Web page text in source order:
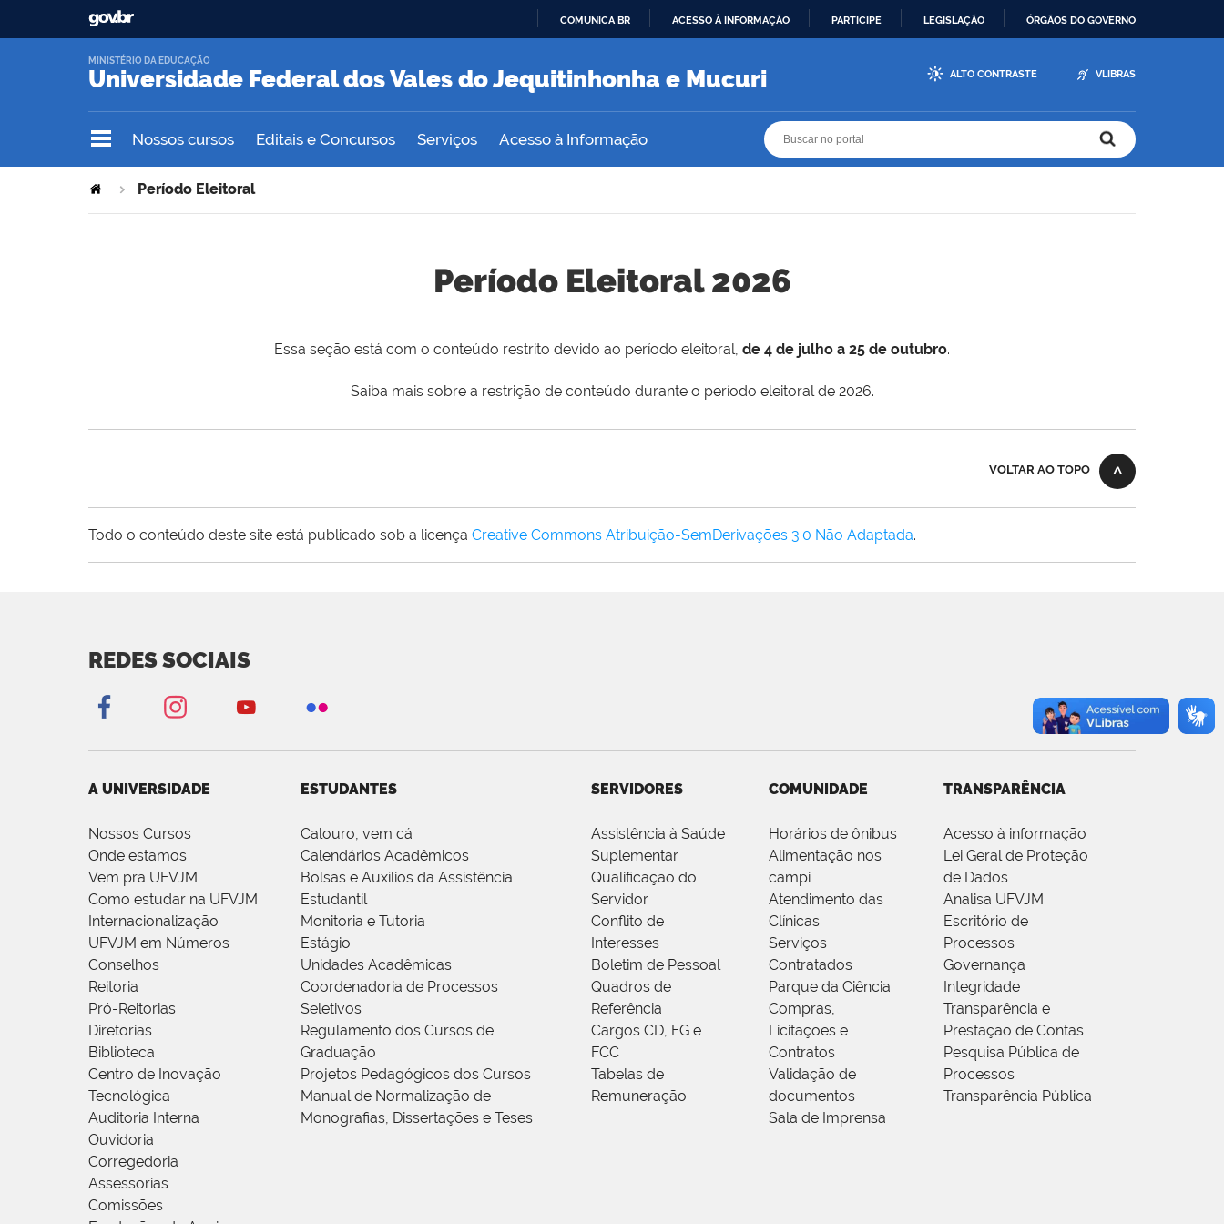
O
COMUNICA BR ACESSO À INFORMAÇÃO PARTICIPE LEGISLAÇÃO ÓRGÃOS DO GOVERNO
Universidade Federal dos Vales do Jequitinhonha e Mucuri
MINISTÉRIO DA EDUCAÇÃO
ALTO CONTRASTE VLIBRAS
Nossos cursos Editais e Concursos Serviços Acesso à Informação
Período Eleitoral
Período Eleitoral 2026
Essa seção está com o conteúdo restrito devido ao período eleitoral, de 4 de julho a 25 de outubro.
Saiba mais sobre a restrição de conteúdo durante o período eleitoral de 2026.
VOLTAR AO TOPO
Todo o conteúdo deste site está publicado sob a licença Creative Commons Atribuição-SemDerivações 3.0 Não Adaptada.
REDES SOCIAIS
A UNIVERSIDADE
Nossos Cursos
Onde estamos
Vem pra UFVJM
Como estudar na UFVJM
Internacionalização
UFVJM em Números
Conselhos
Reitoria
Pró-Reitorias
Diretorias
Biblioteca
Centro de Inovação
Tecnológica
Auditoria Interna
Ouvidoria
Corregedoria
Assessorias
Comissões
ESTUDANTES
Calouro, vem cá
Calendários Acadêmicos
Bolsas e Auxílios da Assistência
Estudantil
Monitoria e Tutoria
Estágio
Unidades Acadêmicas
Coordenadoria de Processos
Seletivos
Regulamento dos Cursos de
Graduação
Projetos Pedagógicos dos Cursos
Manual de Normalização de
Monografias, Dissertações e Teses
SERVIDORES
Assistência à Saúde
Suplementar
Qualificação do
Servidor
Conflito de
Interesses
Boletim de Pessoal
Quadros de
Referência
Cargos CD, FG e
FCC
Tabelas de
Remuneração
COMUNIDADE
Horários de ônibus
Alimentação nos
campi
Atendimento das
Clínicas
Serviços
Contratados
Parque da Ciência
Compras,
Licitações e
Contratos
Validação de
documentos
Sala de Imprensa
TRANSPARÊNCIA
Acesso à informação
Lei Geral de Proteção
de Dados
Analisa UFVJM
Escritório de
Processos
Governança
Integridade
Transparência e
Prestação de Contas
Pesquisa Pública de
Processos
Transparência Pública